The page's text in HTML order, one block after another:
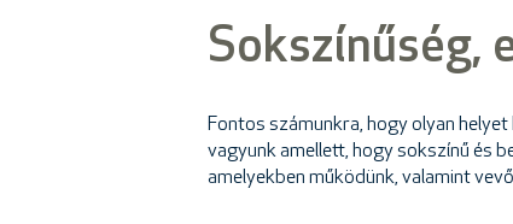
Sokszínűség,
Fontos számunkra, hogy olyan
vagyunk amellett, hogy sokszínű és
amelyekben működünk, valamint